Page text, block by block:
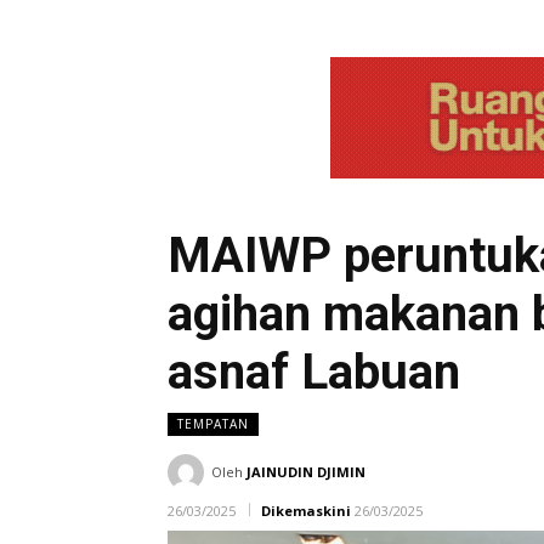
MAIWP
agihan
asnaf Labuan
TEMPATAN
Oleh JAINUDIN DJIMIN
26/03/2025 Dikemaskini 26/03/2025